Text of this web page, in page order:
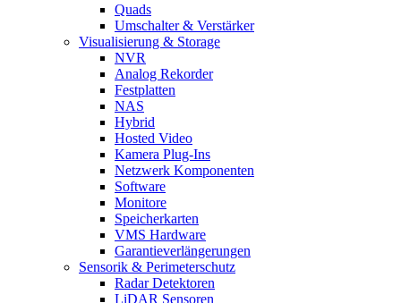
Quads
Umschalter & Verstärker
Visualisierung & Storage
NVR
Analog Rekorder
Festplatten
NAS
Hybrid
Hosted Video
Kamera Plug-Ins
Netzwerk Komponenten
Software
Monitore
Speicherkarten
VMS Hardware
Garantieverlängerungen
Sensorik & Perimeterschutz
Radar Detektoren
LiDAR Sensoren